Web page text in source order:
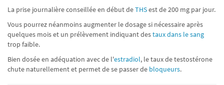
La prise journalière conseillée en début deTHSest de 200 mg par jour.
Vous pourrez néanmoins augmenter le dosage si nécessaire après
quelques mois et un prélèvement indiquant destaux dans le sang
trop faible.
Bien dosée en adéquation avec de l'estradiol, le taux de testostérone
chute naturellement et permet de se passer de bloqueurs.